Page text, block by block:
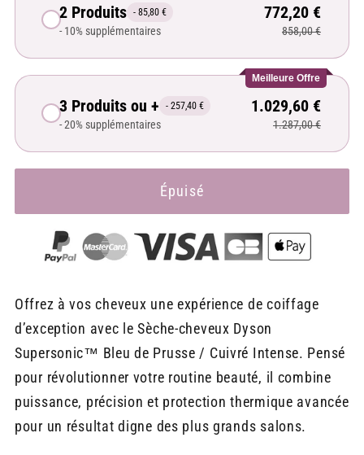
2 Produits - 85,80 €
- 10% supplémentaires
772,20 €
858,00 €
Meilleure Offre
3 Produits ou + - 257,40 €
- 20% supplémentaires
1.029,60 €
1.287,00 €
Épuisé
Offrez à vos cheveux une expérience de coiffage
d’exception avec le Sèche-cheveux Dyson
Supersonic™ Bleu de Prusse / Cuivré Intense. Pensé
pour révolutionner votre routine beauté, il combine
puissance, précision et protection thermique avancée
pour un résultat digne des plus grands salons.